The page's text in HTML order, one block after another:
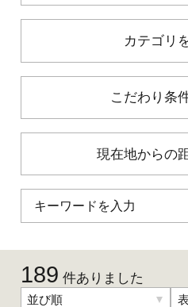
初めての加賀温泉郷
加賀に泊まって！北陸
ご当地グルメ
加賀 旅先納税
お知らせ
カテゴリ
こだわり条
現在地からの
189 件ありました
並び順